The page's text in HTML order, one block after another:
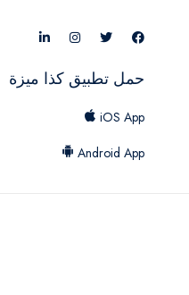
حمل تطبيق كذا ميزة
iOS App
Android App